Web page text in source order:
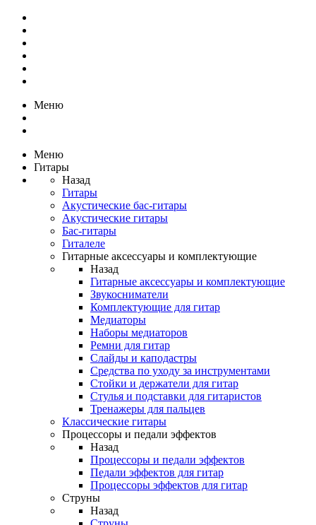
Меню
Меню
Гитары
Назад
Гитары
Акустические бас-гитары
Акустические гитары
Бас-гитары
Гиталеле
Гитарные аксессуары и комплектующие
Назад
Гитарные аксессуары и комплектующие
Звукосниматели
Комплектующие для гитар
Медиаторы
Наборы медиаторов
Ремни для гитар
Слайды и каподастры
Средства по уходу за инструментами
Стойки и держатели для гитар
Стулья и подставки для гитаристов
Тренажеры для пальцев
Классические гитары
Процессоры и педали эффектов
Назад
Процессоры и педали эффектов
Педали эффектов для гитар
Процессоры эффектов для гитар
Струны
Назад